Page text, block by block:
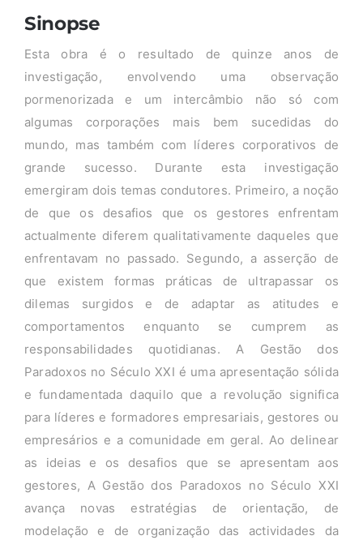
Sinopse
Esta obra é o resultado de quinze anos de
investigação, envolvendo uma observação
pormenorizada e um intercâmbio não só com
algumas corporações mais bem sucedidas do
mundo, mas também com líderes corporativos de
grande sucesso. Durante esta investigação
emergiram dois temas condutores. Primeiro, a noção
de que os desafios que os gestores enfrentam
actualmente diferem qualitativamente daqueles que
enfrentavam no passado. Segundo, a asserção de
que existem formas práticas de ultrapassar os
dilemas surgidos e de adaptar as atitudes e
comportamentos enquanto se cumprem as
responsabilidades quotidianas. A Gestão dos
Paradoxos no Século XXI é uma apresentação sólida
e fundamentada daquilo que a revolução significa
para líderes e formadores empresariais, gestores ou
empresários e a comunidade em geral. Ao delinear
as ideias e os desafios que se apresentam aos
gestores, A Gestão dos Paradoxos no Século XXI
avança novas estratégias de orientação, de
modelação e de organização das actividades da